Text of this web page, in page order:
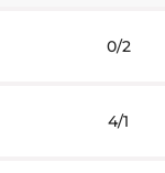
0/2
4/1